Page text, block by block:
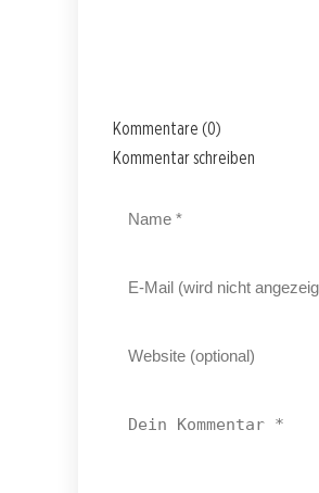
Kommentare (0)
Kommentar schreiben